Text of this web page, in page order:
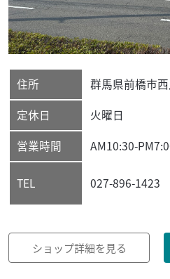
住所 群馬県前橋市
定休日
火曜日
営業時間
AM10:30-
TEL 027-896-1423
ショップ詳細を見る